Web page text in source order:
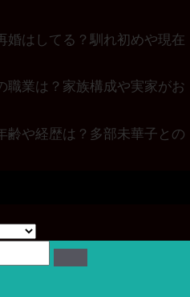
婚はしてる？馴れ初めや現在
職業は？家族構成や実家がお
齢や経歴は？多部未華子との